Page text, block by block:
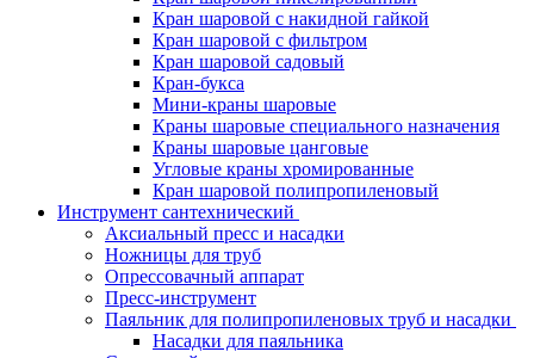
Кран шаровой с накидной гайкой
Кран шаровой с фильтром
Кран шаровой садовый
Кран-букса
Мини-краны шаровые
Краны шаровые специального назначения
Краны шаровые цанговые
Угловые краны хромированные
Кран шаровой полипропиленовый
Инструмент сантехнический
Аксиальный пресс и насадки
Ножницы для труб
Опрессовачный аппарат
Пресс-инструмент
Паяльник для полипропиленовых труб и насадки
Насадки для паяльника